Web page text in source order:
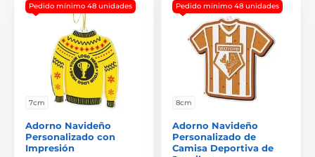
Pedido mínimo 48 unidades
7cm
Adorno Navideño
Personalizado con
Impresión
Pedido mínimo 48 unidades
8cm
Adorno Navideño
Personalizado de
Camisa Deportiva de